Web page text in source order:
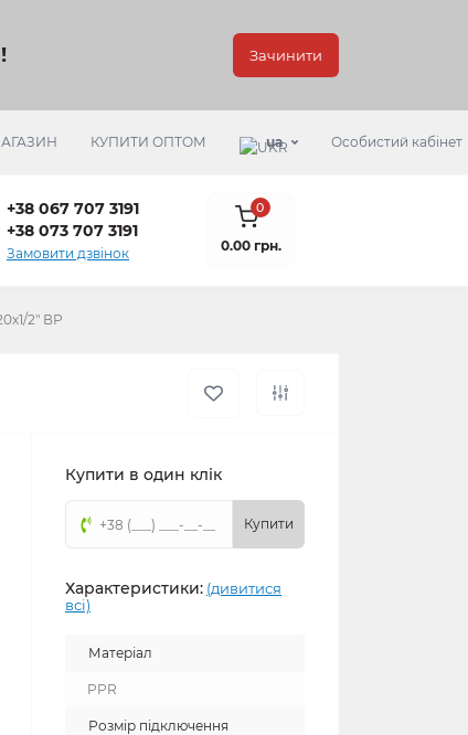
Зачинити
КУПИТИ ОПТОМ ua Особистий кабінет
+38 067 707 3191
+38 073 707 3191
Замовити дзвінок
0
0.00 грн.
2" ВР
Купити в один клік
Купити
Характеристики: (дивитися
всі)
Матеріал
PPR
Розмір підключення